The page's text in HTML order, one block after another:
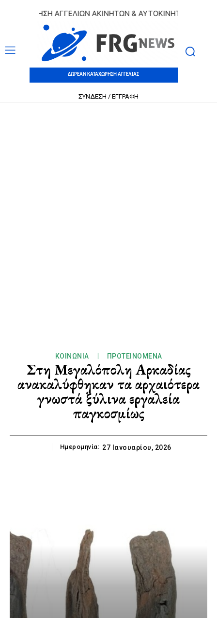
ΑΓΓΕΛΙΩΝ ΑΚΙΝΗΤΩΝ & ΑΥΤΟΚΙΝΗΤΩΝ | ΔΩΡΕΑΝ
ΔΩΡΕΑΝ ΚΑΤΑΧΩΡΗΣΗ ΑΓΓΕΛΙΑΣ
ΣΥΝΔΕΣΗ / ΕΓΓΡΑΦΗ
ΚΟΙΝΩΝΊΑ ΠΡΟΤΕΙΝΌΜΕΝΑ
Στη Μεγαλόπολη Αρκαδίας
ανακαλύφθηκαν τα αρχαιότερα
γνωστά ξύλινα εργαλεία
παγκοσμίως
Ημερομηνία: 27 Ιανουαρίου, 2026